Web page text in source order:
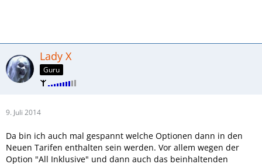
Lady X
Guru
9. Juli 2014
Da bin ich auch mal gespannt welche Optionen dann in den
Neuen Tarifen enthalten sein werden. Vor allem wegen der
Option "All Inklusive" und dann auch das beinhaltenden